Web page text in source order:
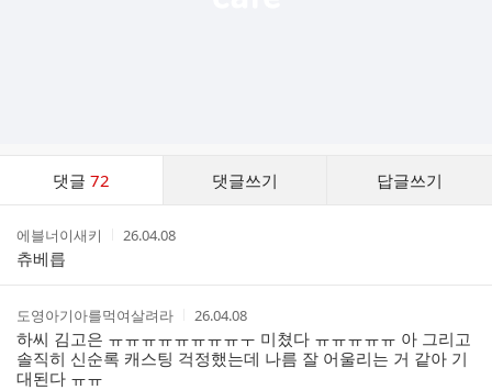
댓글72 댓글쓰기 답글쓰기
스
작
성
자
에블너이새키
작
간
26.04.08
츄베릅
작
성
자
도영아기아를먹여살려라
작
시
간
26.04.08
하씨 김고은 ㅠㅠㅠㅠㅠㅠㅠㅠㅜ 미쳤다 ㅠㅠㅠㅠㅠ 아 그리고
솔직히 신순록 캐스팅 걱정했는데 나름 잘 어울리는 거 같아 기
대된다 ㅠㅠ